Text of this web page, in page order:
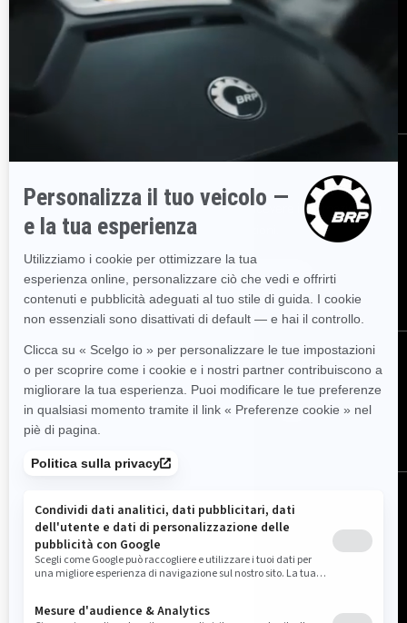
Serve assistenza
Sicurezza richiami
Diventa un concessionario
BRP Experiences
Partecipa alla Newsletter.Sii il primo a ricevere informazioni su
eventi, novità e promozioni.
ISCRIVITI
SEGUICI